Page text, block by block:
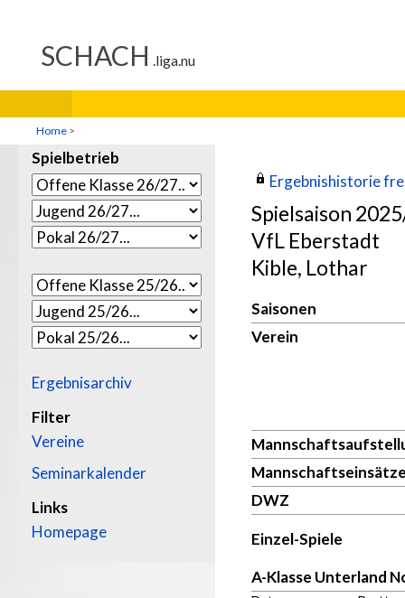
Home >
Spielbetrieb
Ergebnisarchiv
Filter
Vereine
Seminarkalender
Links
Homepage
Ergebnishistorie
Spielsaison
VfL Eberstadt
Kible, Lothar
Saisonen
Verein
DWZ
Einzel-Spiele
A-Klasse Unterland